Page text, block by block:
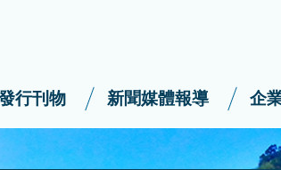
行刊物 新聞媒體報導 企